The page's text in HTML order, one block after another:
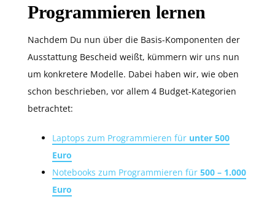
Programmieren lernen
Nachdem Du nun über die Basis-Komponenten der
Ausstattung Bescheid weißt, kümmern wir uns nun
um konkretere Modelle. Dabei haben wir, wie oben
schon beschrieben, vor allem 4 Budget-Kategorien
betrachtet:
Laptops zum Programmieren für unter 500
Euro
Notebooks zum Programmieren für 500 – 1.000
Euro